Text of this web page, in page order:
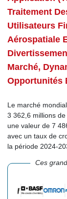
Traitement
Utilisateurs
Aérospatiale
Marché,
Opportunités
Le marché
3 362,6 millions
une valeur de 7
avec un taux de
la période 2024-
Ces